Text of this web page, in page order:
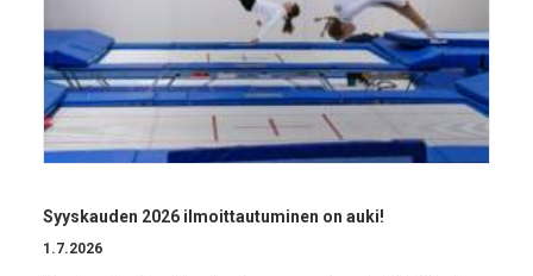
Syyskauden 2026 ilmoittautuminen on auki!
1.7.2026